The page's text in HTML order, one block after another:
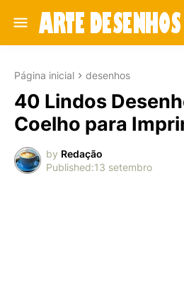
Página inicial desenhos
40 Lindos
Coelho para
by Redação
13 setembro